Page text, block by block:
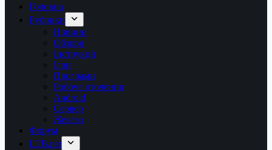
Головна
Рубрики
Новини
Обзори
Інструкції
Ігри
Програми
Робоче оточення
Android
Сервер
Железо
Форум
LTB.net